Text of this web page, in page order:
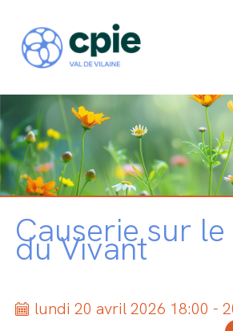
Causerie sur
du Vivant
lundi 20 avril 2026 18:00 -